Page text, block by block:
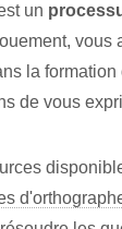
un
vous
la
de vous